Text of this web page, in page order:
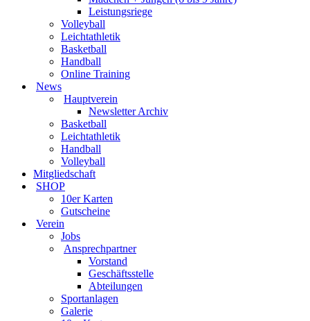
Leistungsriege
Volleyball
Leichtathletik
Basketball
Handball
Online Training
News
Hauptverein
Newsletter Archiv
Basketball
Leichtathletik
Handball
Volleyball
Mitgliedschaft
SHOP
10er Karten
Gutscheine
Verein
Jobs
Ansprechpartner
Vorstand
Geschäftsstelle
Abteilungen
Sportanlagen
Galerie